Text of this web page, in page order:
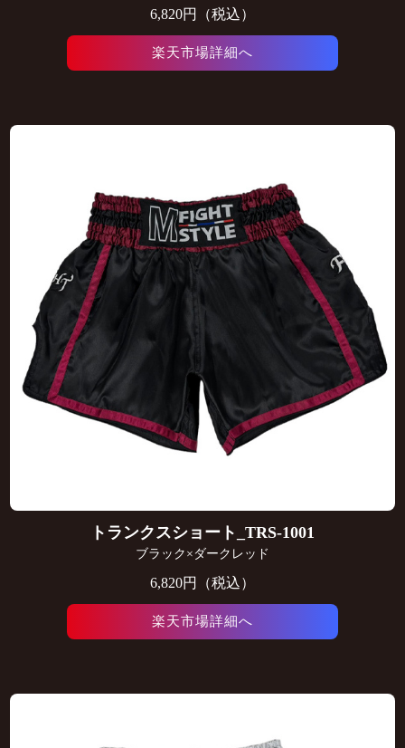
6,820円（税込）
楽天市場詳細へ
トランクスショート_TRS-1001
ブラック×ダークレッド
6,820円（税込）
楽天市場詳細へ